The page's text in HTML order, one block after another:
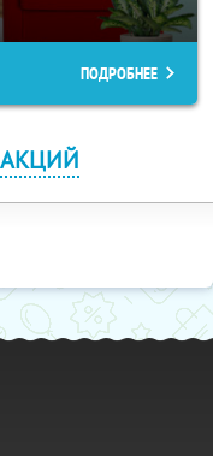
ПОДРОБНЕЕ